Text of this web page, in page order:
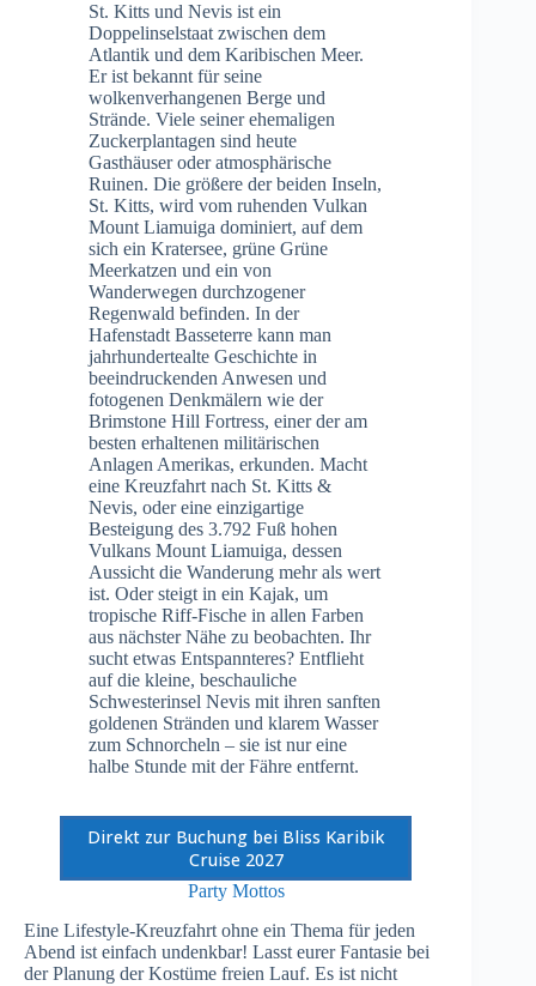
St. Kitts und Nevis ist ein
Doppelinselstaat zwischen dem
Atlantik und dem Karibischen Meer.
Er ist bekannt für seine
wolkenverhangenen Berge und
Strände. Viele seiner ehemaligen
Zuckerplantagen sind heute
Gasthäuser oder atmosphärische
Ruinen. Die größere der beiden Inseln,
St. Kitts, wird vom ruhenden Vulkan
Mount Liamuiga dominiert, auf dem
sich ein Kratersee, grüne Grüne
Meerkatzen und ein von
Wanderwegen durchzogener
Regenwald befinden. In der
Hafenstadt Basseterre kann man
jahrhundertealte Geschichte in
beeindruckenden Anwesen und
fotogenen Denkmälern wie der
Brimstone Hill Fortress, einer der am
besten erhaltenen militärischen
Anlagen Amerikas, erkunden. Macht
eine Kreuzfahrt nach St. Kitts &
Nevis, oder eine einzigartige
Besteigung des 3.792 Fuß hohen
Vulkans Mount Liamuiga, dessen
Aussicht die Wanderung mehr als wert
ist. Oder steigt in ein Kajak, um
tropische Riff-Fische in allen Farben
aus nächster Nähe zu beobachten. Ihr
sucht etwas Entspannteres? Entflieht
auf die kleine, beschauliche
Schwesterinsel Nevis mit ihren sanften
goldenen Stränden und klarem Wasser
zum Schnorcheln – sie ist nur eine
halbe Stunde mit der Fähre entfernt.
Direkt zur Buchung bei Bliss Karibik
Cruise 2027
Party Mottos
Eine Lifestyle-Kreuzfahrt ohne ein Thema für jeden
Abend ist einfach undenkbar! Lasst eurer Fantasie bei
der Planung der Kostüme freien Lauf. Es ist nicht